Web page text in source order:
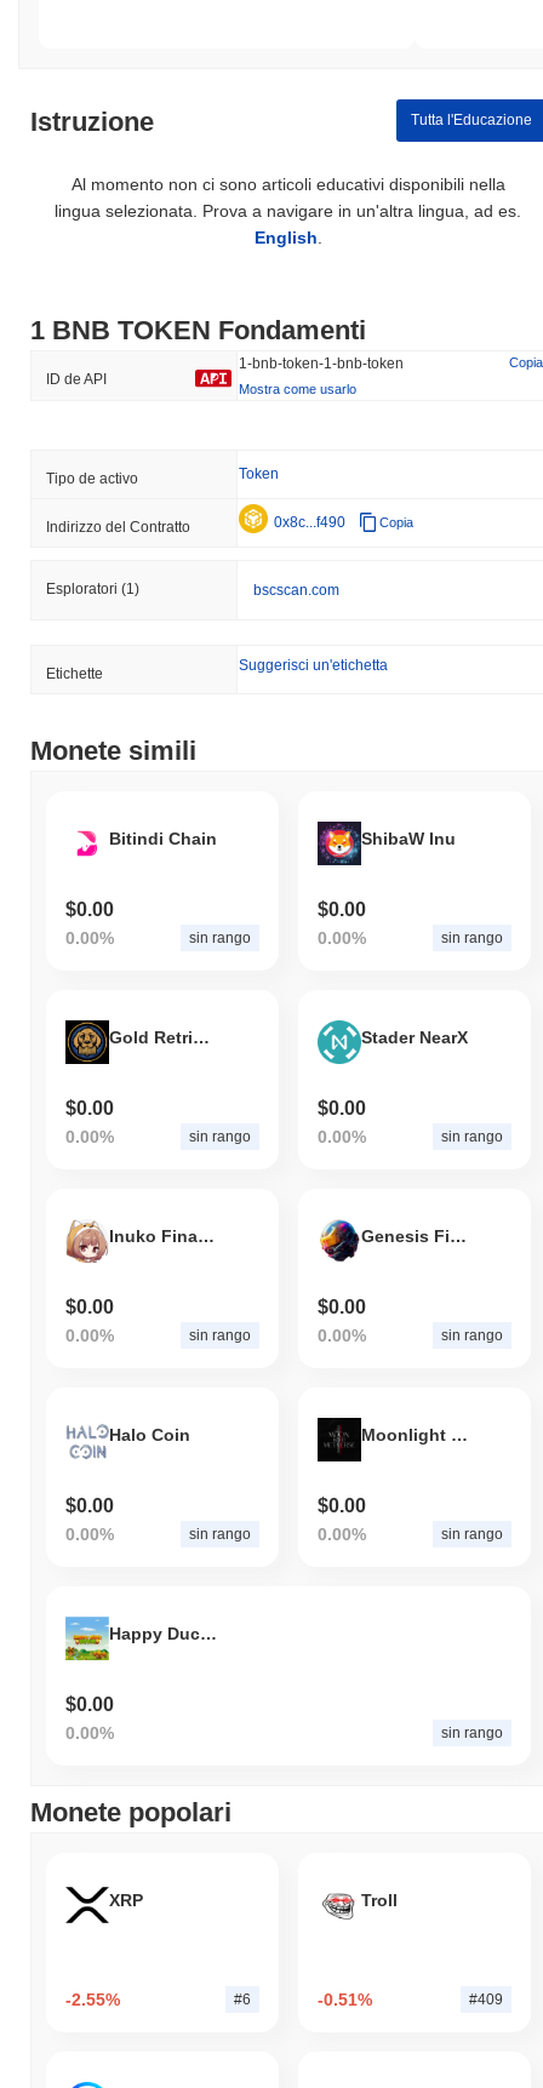
Istruzione Tutta l'Educazione
Al momento non ci sono articoli educativi disponibili nella
lingua selezionata. Prova a navigare in un'altra lingua, ad es.
English
1 BNB TOKEN Fondamenti
ID de API
1-bnb-token-1-bnb-token
Copia
Mostra come usarlo
Tipo de activo Token
Indirizzo del Contratto 0x8c...f490 Copia
Esploratori (1) bscscan.com
Etichette Suggerisci un'etichetta
Monete simili
Bitindi Chain
$0.00
0.00% sin rango
ShibaW Inu
$0.00
0.00% sin rango
Gold Retriever
$0.00
0.00% sin rango
Stader NearX
$0.00
0.00% sin rango
Inuko Finance
$0.00
0.00% sin rango
Genesis Finance
$0.00
0.00% sin rango
Halo Coin
$0.00
0.00% sin rango
Moonlight Metaverse
$0.00
0.00% sin rango
Happy Duck Farm
$0.00
0.00% sin rango
Monete popolari
XRP
-2.55% #6
Troll
-0.51% #409